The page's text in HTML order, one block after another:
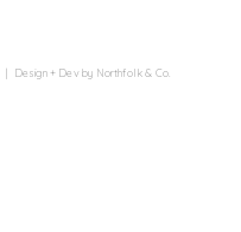
| Design + Dev by Northfolk & Co.